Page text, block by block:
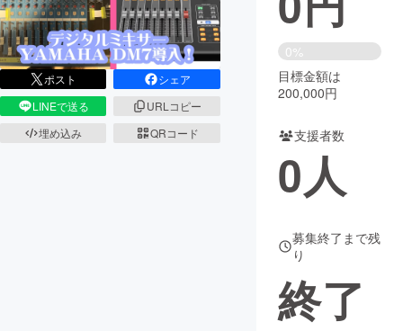
映像・映画 書籍・雑誌
ビジネス・起業 チャレンジ
まちづくり・地域活性化
CAMPFIRE Creation
ポスト
シェア
LINEで送る
URLコピー
埋め込み
QRコード
0%
目標金額は
200,000円
支援者数
0人
募集終了まで残
り
終了